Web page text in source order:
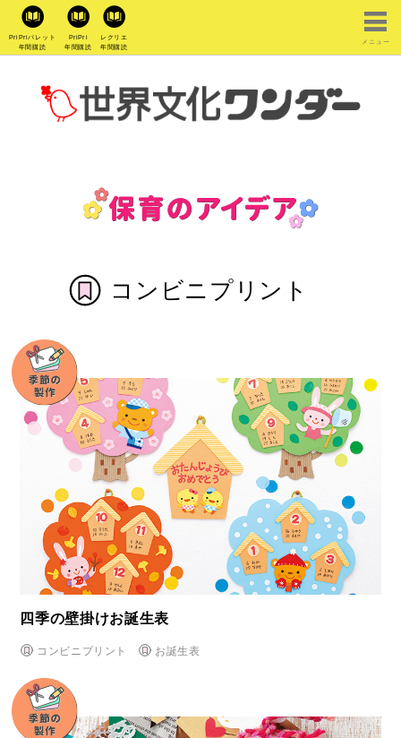
PriPriパレット
年間購読
PriPri
年間購読
レクリエ
年間購読
メニュー
コンビニプリント
四季の壁掛けお誕生表
コンビニプリント お誕生表